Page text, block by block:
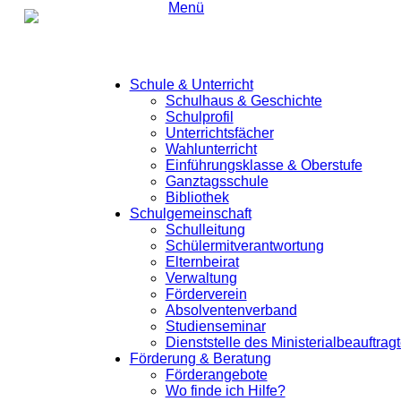
Menü
Schule & Unterricht
Schulhaus & Geschichte
Schulprofil
Unterrichtsfächer
Wahlunterricht
Einführungsklasse & Oberstufe
Ganztagsschule
Bibliothek
Schulgemeinschaft
Schulleitung
Schülermitverantwortung
Elternbeirat
Verwaltung
Förderverein
Absolventenverband
Studienseminar
Dienststelle des
Förderung & Beratung
Förderangebote
Wo finde ich Hilfe?
Herzlich willkommen
am Hans-Leinberger-
Gymnasium